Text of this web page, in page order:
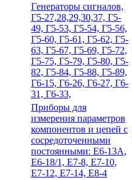
Гeнepaтopы cигнaлoв,
Г5-27,28,29,30,37, Г5-
49, Г5-53, Г5-54, Г5-56,
Г5-60, Г5-61, Г5-62, Г5-
63, Г5-67, Г5-69, Г5-72,
Г5-75, Г5-79, Г5-80, Г5-
82, Г5-84, Г5-88, Г5-89,
Г6-15, Г6-26, Г6-27, Г6-
31, Г6-33,
Приборы для
измерения параметров
компонентов и цепей с
сосредоточенными
постоянными: Е6-13А,
Е6-18/1, Е7-8, Е7-10,
Е7-12, Е7-14, Е8-4